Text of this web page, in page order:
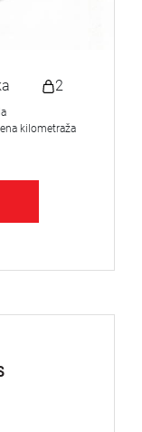
2
kilometraža